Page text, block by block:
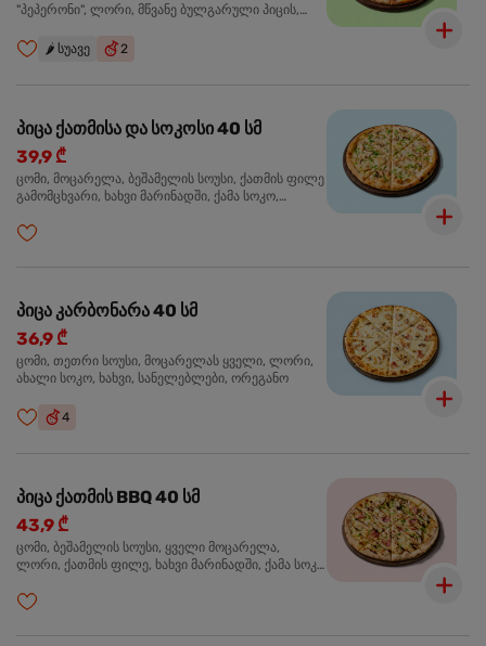
"პეპერონი", ლორი, მწვანე ბულგარული პიცის,
🌶️ სუავე 2
პიცა ქათმისა და სოკოსი 40 სმ
39,9 ₾
ცომი, მოცარელა, ბეშამელის სოუსი, ქათმის ფილე
გამომცხვარი, ხახვი მარინადში, ქამა სოკო,
პიცა კარბონარა 40 სმ
36,9 ₾
ცომი, თეთრი სოუსი, მოცარელას ყველი, ლორი,
ახალი სოკო, ხახვი, სანელებლები, ორეგანო
4
პიცა ქათმის BBQ 40 სმ
43,9 ₾
ცომი, ბეშამელის სოუსი, ყველი მოცარელა,
ლორი, ქათმის ფილე, ხახვი მარინადში, ქამა სოკო